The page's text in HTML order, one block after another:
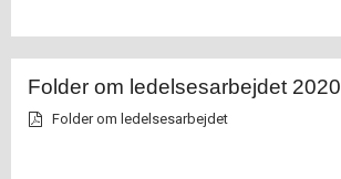
Folder om ledelsesarbejdet 2020
Folder om ledelsesarbejdet